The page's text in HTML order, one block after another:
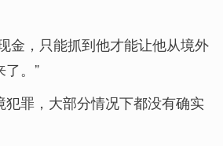
金，只能抓到他才能让他从境外
。”
犯罪，大部分情况下都没有确实